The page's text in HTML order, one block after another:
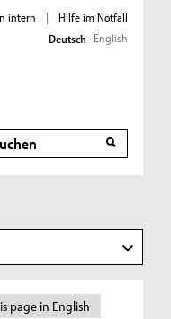
intern |
Hilfe im Notfall
Deutsch English
page in English